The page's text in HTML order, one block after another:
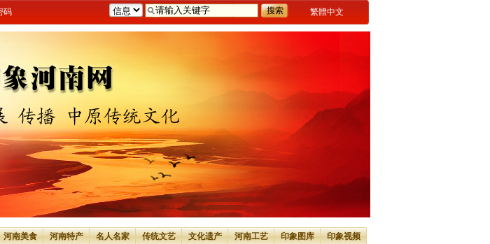
繁體中文
码
河南美食 河南特产 名人名家 传统文艺 文化遗产 河南工艺 印象图库 印象视频